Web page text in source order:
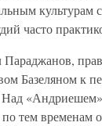
культурам
часто
Базеляном к
по тем временам